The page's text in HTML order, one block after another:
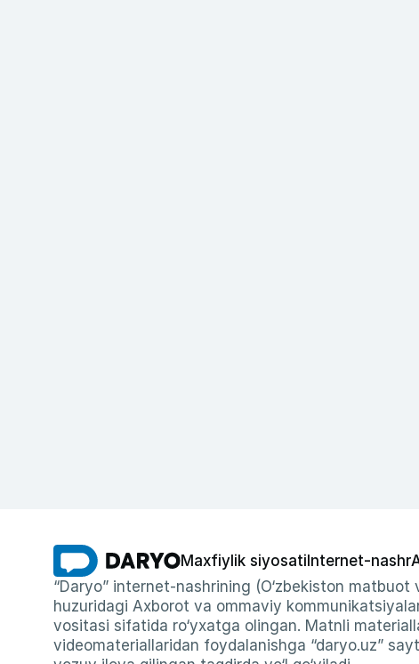
Maxfiylik siyosati Internet-nashr
“Daryo” internet-nashrining (O‘zbekiston
huzuridagi Axborot va ommaviy
vositasi sifatida ro‘yxatga olingan. Matnli
videomateriallaridan foydalanishga “daryo.uz”